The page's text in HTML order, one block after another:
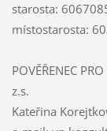
starosta:
místostarosta:
POVĚŘENEC
z.s.
Kateřina